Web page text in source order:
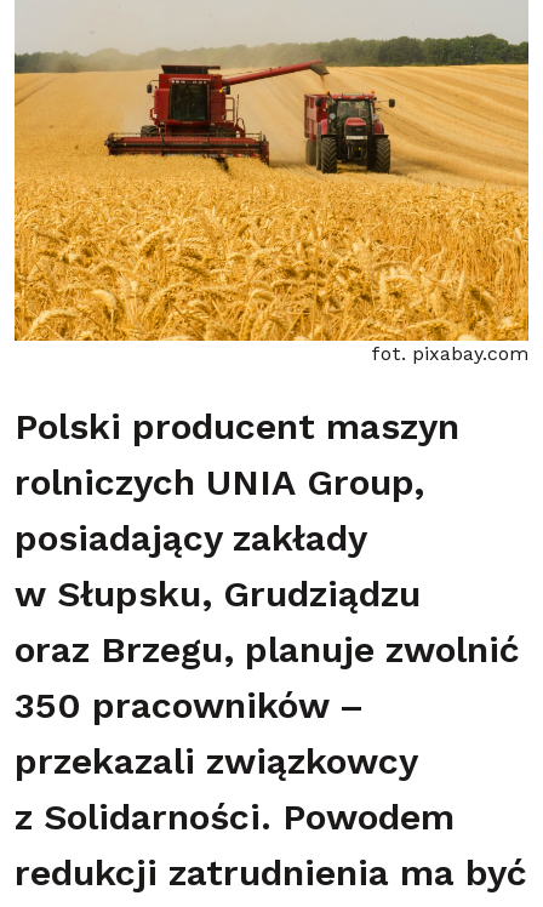
fot. pixabay.com
Polski producent maszyn
rolniczych UNIA Group,
posiadający zakłady
w Słupsku, Grudziądzu
oraz Brzegu, planuje zwolnić
350 pracowników –
przekazali związkowcy
z Solidarności. Powodem
redukcji zatrudnienia ma być